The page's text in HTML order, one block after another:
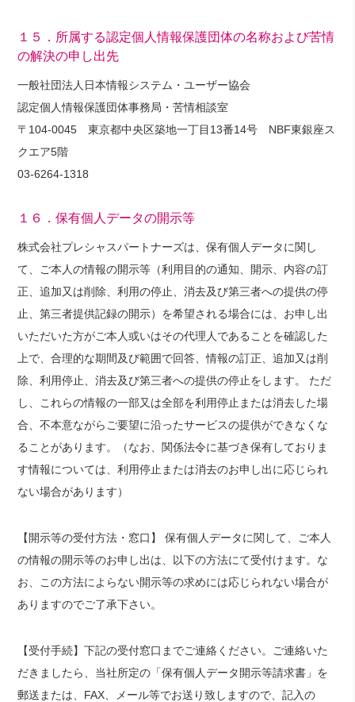
１５．所属する認定個人情報保護団体の名称および苦情
の解決の申し出先
一般社団法人日本情報システム・ユーザー協会
認定個人情報保護団体事務局・苦情相談室
〒104-0045 東京都中央区築地一丁目13番14号 NBF東銀座ス
クエア5階
03-6264-1318
１６．保有個人データの開示等
株式会社プレシャスパートナーズは、保有個人データに関し
て、ご本人の情報の開示等（利用目的の通知、開示、内容の訂
正、追加又は削除、利用の停止、消去及び第三者への提供の停
止、第三者提供記録の開示）を希望される場合には、お申し出
いただいた方がご本人或いはその代理人であることを確認した
上で、合理的な期間及び範囲で回答、情報の訂正、追加又は削
除、利用停止、消去及び第三者への提供の停止をします。 ただ
し、これらの情報の一部又は全部を利用停止または消去した場
合、不本意ながらご要望に沿ったサービスの提供ができなくな
ることがあります。（なお、関係法令に基づき保有しておりま
す情報については、利用停止または消去のお申し出に応じられ
ない場合があります）
【開示等の受付方法・窓口】 保有個人データに関して、ご本人
の情報の開示等のお申し出は、以下の方法にて受付けます。な
お、この方法によらない開示等の求めには応じられない場合が
ありますのでご了承下さい。
【受付手続】下記の受付窓口までご連絡ください。ご連絡いた
だきましたら、当社所定の「保有個人データ開示等請求書」を
郵送または、FAX、メール等でお送り致しますので、記入の